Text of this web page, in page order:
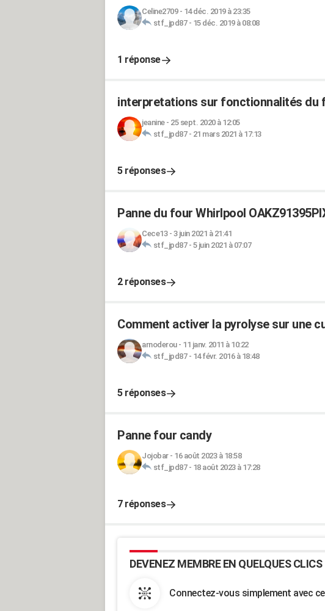
Celine2709- 14 déc. 2019 à 23:35
stf_jpd87- 15 déc. 2019 à 08:08
1 réponse
interpretations sur fonctionnalités du
jeanine- 25 sept. 2020 à 12:05
stf_jpd87- 21 mars 2021 à 17:13
5 réponses
Panne du four Whirlpool
Cece13- 3 juin 2021 à 21:41
stf_jpd87- 5 juin 2021 à 07:07
2 réponses
Comment activer la pyrolyse sur une
arnoderou- 11 janv. 2011 à 10:22
stf_jpd87- 14 févr. 2016 à 18:48
5 réponses
Panne four candy
Jojobar- 16 août 2023 à 18:58
stf_jpd87- 18 août 2023 à 17:28
7 réponses
DEVENEZ MEMBRE EN QUELQUES CLICS
Connectez-vous simplement avec